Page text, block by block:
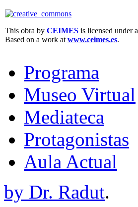
This obra by CEIMES is licensed under a
Based on a work at www.ceimes.es.
Programa
Museo Virtual
Mediateca
Protagonistas
Aula Actual
by Dr. Radut.